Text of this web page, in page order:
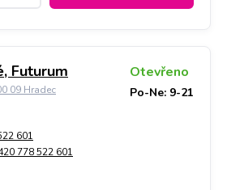
Futurum
09 Hradec
Otevřeno
Po-Ne: 9-21
601
778 522 601